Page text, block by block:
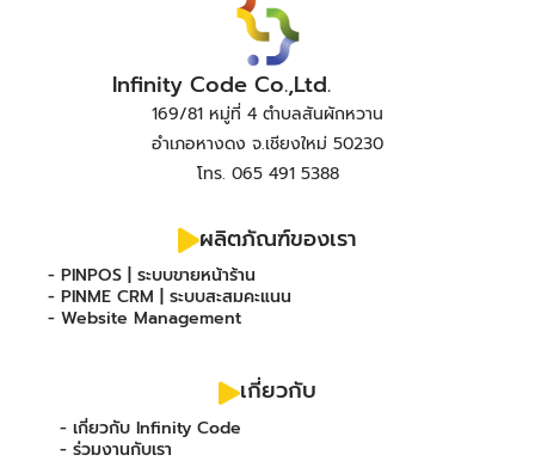
Infinity Code Co.,Ltd.
169/81 หมู่ที่ 4 ตำบลสันผักหวาน
อำเภอหางดง จ.เชียงใหม่ 50230
โทร. 065 491 5388
ผลิตภัณฑ์ของเรา
- PINPOS | ระบบขายหน้าร้าน
- PINME CRM | ระบบสะสมคะแนน
- Website Management
เกี่ยวกับ
- เกี่ยวกับ Infinity Code
- ร่วมงานกับเรา